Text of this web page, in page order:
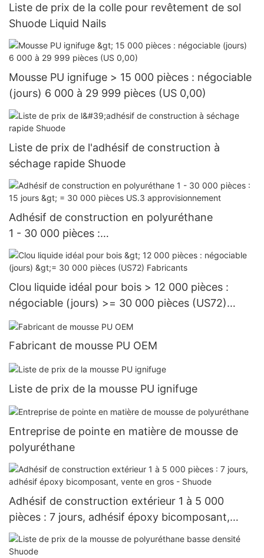
Liste de prix de la colle pour revêtement de sol
Shuode Liquid Nails
Mousse PU ignifuge > 15 000 pièces : négociable
(jours) 6 000 à 29 999 pièces (US 0,00)
Liste de prix de l'adhésif de construction à
séchage rapide Shuode
Adhésif de construction en polyuréthane
1 - 30 000 pièces :
15 jours > = 30 000 pièces US.3 approvisionnem
ent
Clou liquide idéal pour bois > 12 000 pièces :
négociable (jours) >= 30 000 pièces (US72)
Fabricants
Fabricant de mousse PU OEM
Liste de prix de la mousse PU ignifuge
Entreprise de pointe en matière de mousse de
polyuréthane
Adhésif de construction extérieur 1 à 5 000
pièces : 7 jours, adhésif époxy bicomposant,
vente en gros - Shuode